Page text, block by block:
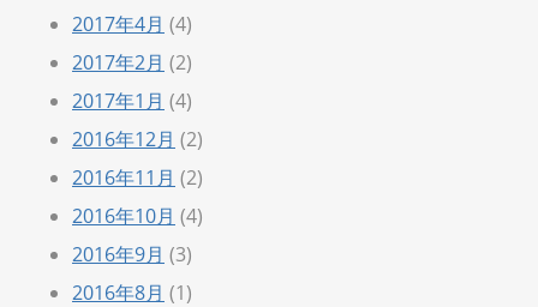
2017年4月 (4)
2017年2月 (2)
2017年1月 (4)
2016年12月 (2)
2016年11月 (2)
2016年10月 (4)
2016年9月 (3)
2016年8月 (1)